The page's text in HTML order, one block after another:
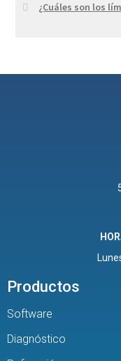
¿Cuáles son los
Productos
Software
Diagnóstico